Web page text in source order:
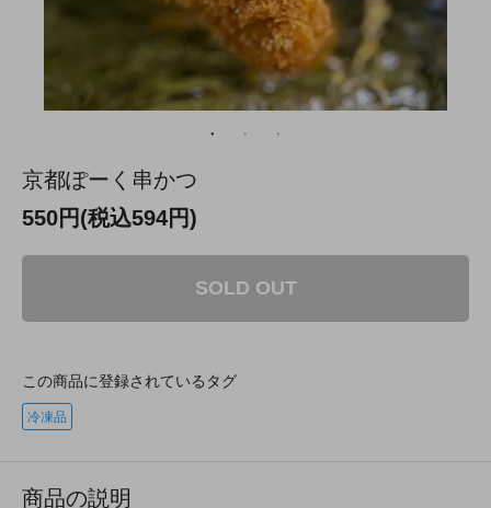
京都ぽーく串かつ
550円(税込594円)
SOLD OUT
この商品に登録されているタグ
冷凍品
商品の説明